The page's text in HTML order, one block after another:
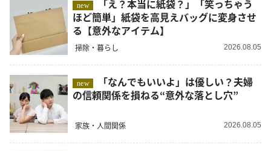
new
ほど簡単」紙袋を高見えバッグに変身させ
る【意外なアイテム】
掃除・暮らし 2026.08.05
new
の信頼関係を損ねる“意外な落とし穴”
家族・人間関係 2026.08.05